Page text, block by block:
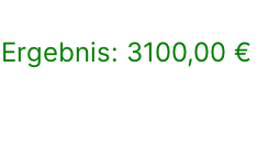
Ergebnis: 3100,00 €